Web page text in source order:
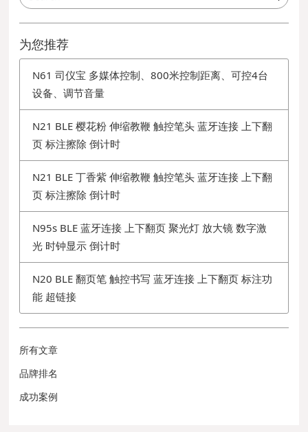
为您推荐
N61 司仪宝 多媒体控制、800米控制距离、可控4台
设备、调节音量
N21 BLE 樱花粉 伸缩教鞭 触控笔头 蓝牙连接 上下翻
页 标注擦除 倒计时
N21 BLE 丁香紫 伸缩教鞭 触控笔头 蓝牙连接 上下翻
页 标注擦除 倒计时
N95s BLE 蓝牙连接 上下翻页 聚光灯 放大镜 数字激
光 时钟显示 倒计时
N20 BLE 翻页笔 触控书写 蓝牙连接 上下翻页 标注功
能 超链接
所有文章
品牌排名
成功案例